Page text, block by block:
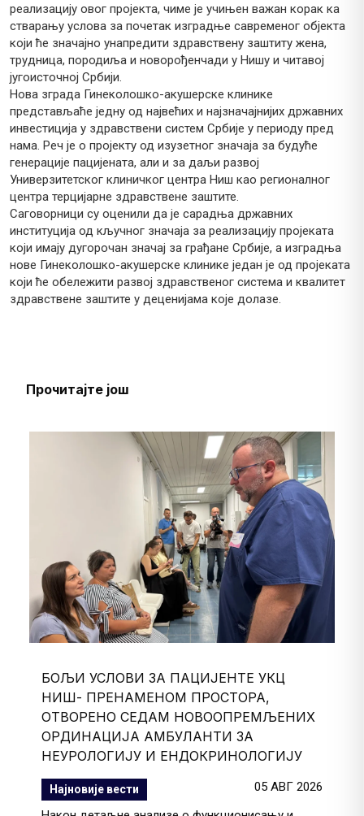
реализацију овог пројекта, чиме је учињен важан корак ка
стварању услова за почетак изградње савременог објекта
који ће значајно унапредити здравствену заштиту жена,
трудница, породиља и новорођенчади у Нишу и читавој
југоисточној Србији.
Нова зграда Гинеколошко-акушерске клинике
представљаће једну од највећих и најзначајнијих државних
инвестиција у здравствени систем Србије у периоду пред
нама. Реч је о пројекту од изузетног значаја за будуће
генерације пацијената, али и за даљи развој
Универзитетског клиничког центра Ниш као регионалног
центра терцијарне здравствене заштите.
Саговорници су оценили да је сарадња државних
институција од кључног значаја за реализацију пројеката
који имају дугорочан значај за грађане Србије, а изградња
нове Гинеколошко-акушерске клинике један је од пројеката
који ће обележити развој здравственог система и квалитет
здравствене заштите у деценијама које долазе.
Прочитајте још
БОЉИ УСЛОВИ ЗА ПАЦИЈЕНТЕ УКЦ
НИШ- ПРЕНАМЕНОМ ПРОСТОРА,
ОТВОРЕНО СЕДАМ НОВООПРЕМЉЕНИХ
ОРДИНАЦИЈА АМБУЛАНТИ ЗА
НЕУРОЛОГИЈУ И ЕНДОКРИНОЛОГИЈУ
Најновије вести
05 АВГ 2026